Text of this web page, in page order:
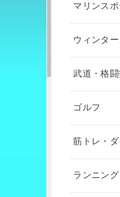
マリンス
ウィンタ
武道・格闘
ゴルフ
筋トレ・ダ
ランニン